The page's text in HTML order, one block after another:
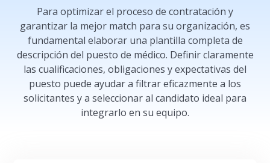
Para optimizar el proceso de contratación y
garantizar la mejor match para su organización, es
fundamental elaborar una plantilla completa de
descripción del puesto de médico. Definir claramente
las cualificaciones, obligaciones y expectativas del
puesto puede ayudar a filtrar eficazmente a los
solicitantes y a seleccionar al candidato ideal para
integrarlo en su equipo.